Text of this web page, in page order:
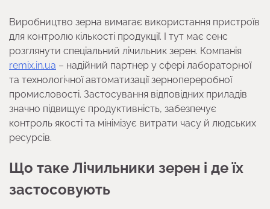
Виробництво зерна вимагає використання пристроїв
для контролю кількості продукції. І тут має сенс
розглянути спеціальний лічильник зерен. Компанія
remix.in.ua – надійний партнер у сфері лабораторної
та технологічної автоматизації зернопереробної
промисловості. Застосування відповідних приладів
значно підвищує продуктивність, забезпечує
контроль якості та мінімізує витрати часу й людських
ресурсів.
Що таке Лічильники зерен і де їх
застосовують